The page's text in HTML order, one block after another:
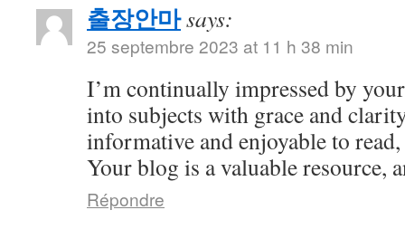
출장안마says:
25 septembre 2023 at 11 h 38 min
I’m continually impressed by
into subjects with grace and
informative and enjoyable to
Your blog is a valuable resource,
Répondre